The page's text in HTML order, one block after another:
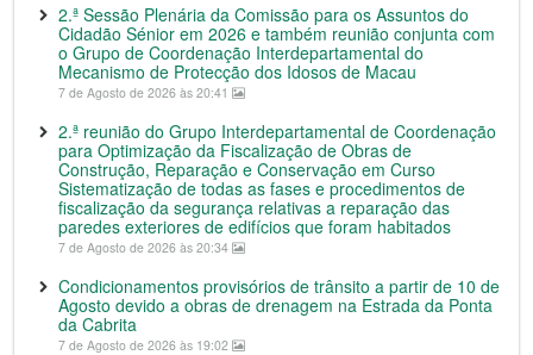
2.ª Sessão Plenária da Comissão para os Assuntos do
Cidadão Sénior em 2026 e também reunião conjunta com
o Grupo de Coordenação Interdepartamental do
Mecanismo de Protecção dos Idosos de Macau
7 de Agosto de 2026 às 20:41
2.ª reunião do Grupo Interdepartamental de Coordenação
para Optimização da Fiscalização de Obras de
Construção, Reparação e Conservação em Curso
Sistematização de todas as fases e procedimentos de
fiscalização da segurança relativas a reparação das
paredes exteriores de edifícios que foram habitados
7 de Agosto de 2026 às 20:34
Condicionamentos provisórios de trânsito a partir de 10 de
Agosto devido a obras de drenagem na Estrada da Ponta
da Cabrita
7 de Agosto de 2026 às 19:02